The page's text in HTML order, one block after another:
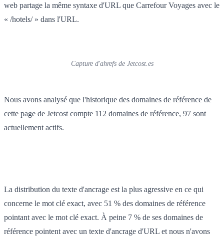
web partage la même syntaxe d'URL que Carrefour Voyages avec le
« /hotels/ » dans l'URL.
Capture d'ahrefs de Jetcost.es
Nous avons analysé que l'historique des domaines de référence de
cette page de Jetcost compte 112 domaines de référence, 97 sont
actuellement actifs.
La distribution du texte d'ancrage est la plus agressive en ce qui
concerne le mot clé exact, avec 51 % des domaines de référence
pointant avec le mot clé exact. À peine 7 % de ses domaines de
référence pointent avec un texte d'ancrage d'URL et nous n'avons